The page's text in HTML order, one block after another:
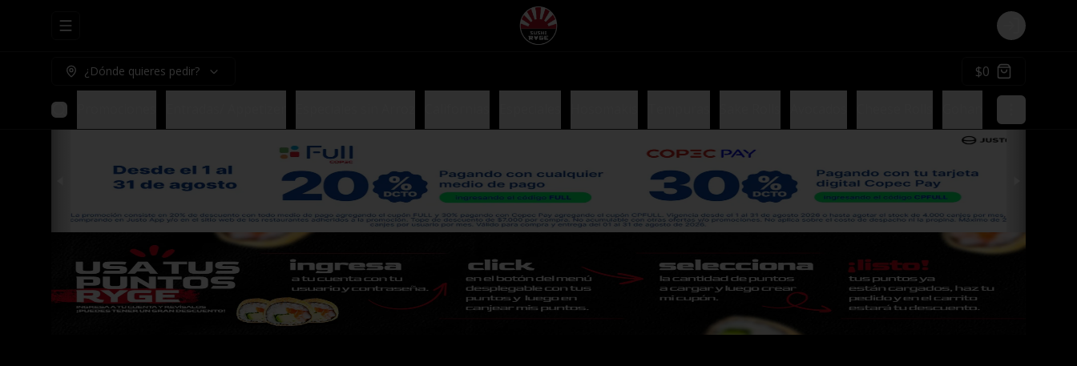
Abrir menu de navegación Login
¿Dónde quieres pedir? $0